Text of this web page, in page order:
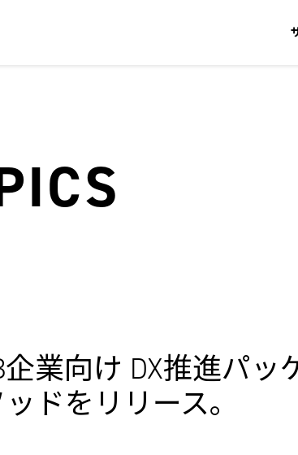
企業向け DX推進パ
ドをリリース。